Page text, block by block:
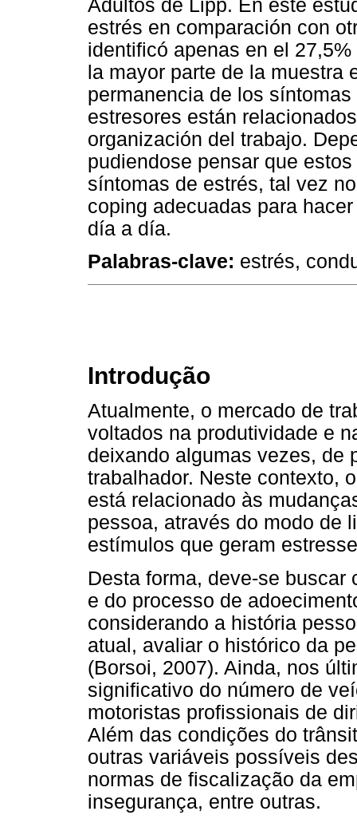
Adultos de Lipp. En este
estrés en comparación con
identificó apenas en el
la mayor parte de la
permanencia de los
estresores están
organización del trabajo.
pudiendose pensar que
síntomas de estrés, tal vez
coping adecuadas para
día a día.
Palabras-clave: estrés,
Introdução
Atualmente, o mercado de
voltados na produtividade e
deixando algumas vezes, de
trabalhador. Neste contexto,
está relacionado às
pessoa, através do modo de
estímulos que geram
Desta forma, deve-se buscar
e do processo de
considerando a história
atual, avaliar o histórico da
(Borsoi, 2007). Ainda, nos
significativo do número de
motoristas profissionais de
Além das condições do
outras variáveis possíveis
normas de fiscalização da
insegurança, entre outras.